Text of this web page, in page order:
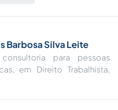
Barbosa Silva Leite
para pessoas
em Direito Trabalhista,